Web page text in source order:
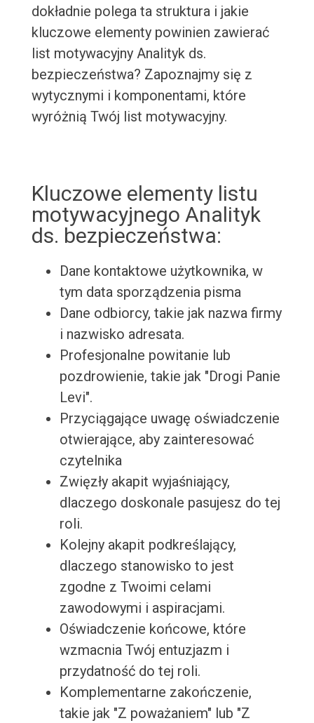
dokładnie polega ta struktura i jakie
kluczowe elementy powinien zawierać
list motywacyjny Analityk ds.
bezpieczeństwa? Zapoznajmy się z
wytycznymi i komponentami, które
wyróżnią Twój list motywacyjny.
Kluczowe elementy listu
motywacyjnego Analityk
ds. bezpieczeństwa:
Dane kontaktowe użytkownika, w
tym data sporządzenia pisma
Dane odbiorcy, takie jak nazwa firmy
i nazwisko adresata.
Profesjonalne powitanie lub
pozdrowienie, takie jak "Drogi Panie
Levi".
Przyciągające uwagę oświadczenie
otwierające, aby zainteresować
czytelnika
Zwięzły akapit wyjaśniający,
dlaczego doskonale pasujesz do tej
roli.
Kolejny akapit podkreślający,
dlaczego stanowisko to jest
zgodne z Twoimi celami
zawodowymi i aspiracjami.
Oświadczenie końcowe, które
wzmacnia Twój entuzjazm i
przydatność do tej roli.
Komplementarne zakończenie,
takie jak "Z poważaniem" lub "Z